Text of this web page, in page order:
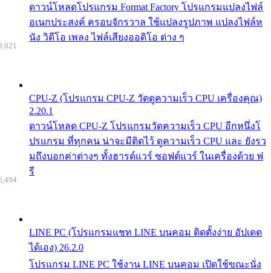
ดาวน์โหลดโปรแกรม Format Factory โปรแกรมแปลงไฟล์
อเนกประสงค์ ครอบจักรวาล ใช้แปลงรูปภาพ แปลงไฟล์ห
นัง วิดีโอ เพลง ไฟล์เสียงออดิโอ ต่าง ๆ
CPU-Z (โปรแกรม CPU-Z วัดดูความเร็ว CPU เครื่องคุณ)
2.20.1
ดาวน์โหลด CPU-Z โปรแกรมวัดความเร็ว CPU อีกหนึ่งโ
ปรแกรม ที่ทุกคน น่าจะมีติดไว้ ดูความเร็ว CPU และ ยังรว
มถึงบอกค่าต่างๆ ทั้งฮารด์แวร์ ซอฟต์แวร์ ในเครื่องด้วย ฟ
รี
LINE PC (โปรแกรมแชท LINE บนคอม ติดตั้งง่าย อัปเดต
ได้เอง) 26.2.0
โปรแกรม LINE PC ใช้งาน LINE บนคอม เปิดใช้ขณะนั่ง